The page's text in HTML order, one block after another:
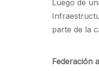
Luego de
parte de la
Federación